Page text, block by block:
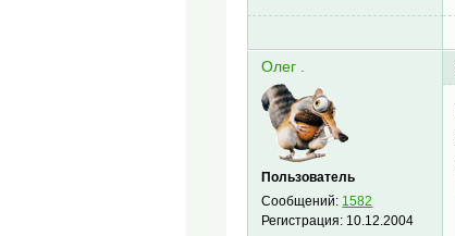
Олег .
Пользователь
Сообщений: 1582
Регистрация: 10.12.2004